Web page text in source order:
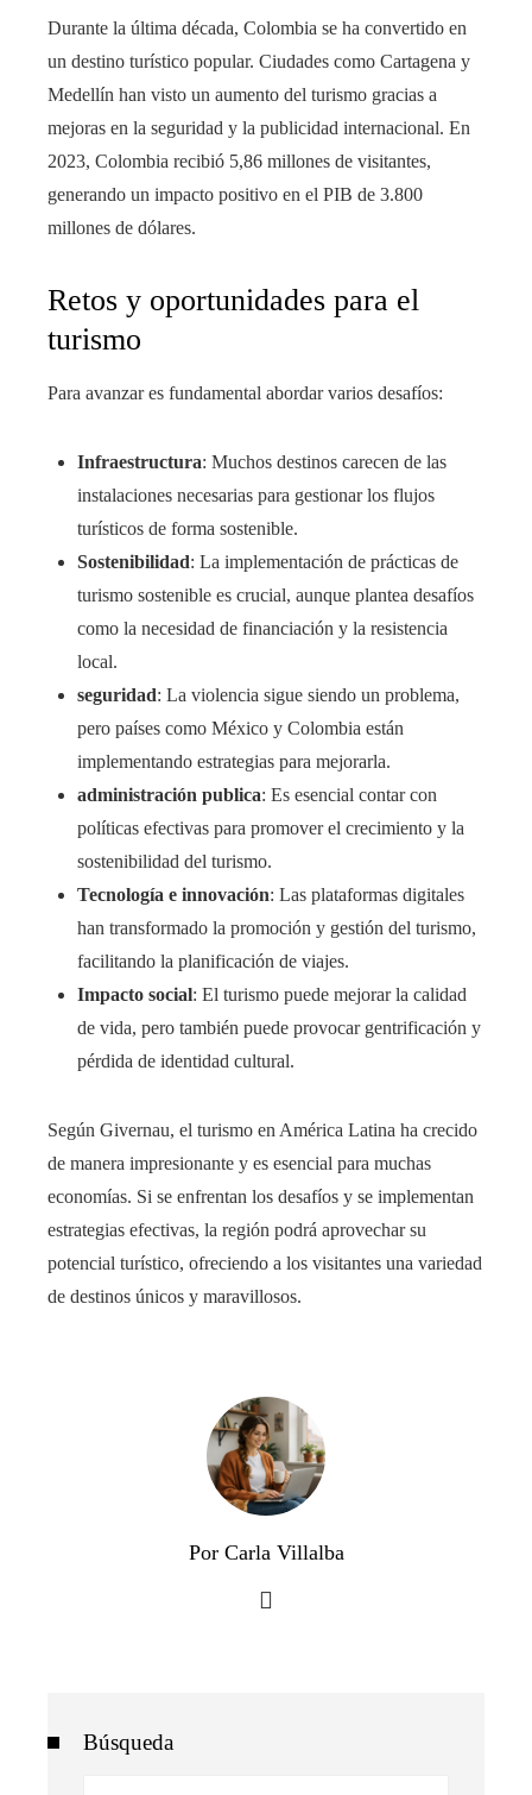
Durante la última década, Colombia se ha convertido en
un destino turístico popular. Ciudades como Cartagena y
Medellín han visto un aumento del turismo gracias a
mejoras en la seguridad y la publicidad internacional. En
2023, Colombia recibió 5,86 millones de visitantes,
generando un impacto positivo en el PIB de 3.800
millones de dólares.
Retos y oportunidades para el
turismo
Para avanzar es fundamental abordar varios desafíos:
Infraestructura: Muchos destinos carecen de las
instalaciones necesarias para gestionar los flujos
turísticos de forma sostenible.
Sostenibilidad: La implementación de prácticas de
turismo sostenible es crucial, aunque plantea desafíos
como la necesidad de financiación y la resistencia
local.
seguridad: La violencia sigue siendo un problema,
pero países como México y Colombia están
implementando estrategias para mejorarla.
administración publica: Es esencial contar con
políticas efectivas para promover el crecimiento y la
sostenibilidad del turismo.
Tecnología e innovación: Las plataformas digitales
han transformado la promoción y gestión del turismo,
facilitando la planificación de viajes.
Impacto social: El turismo puede mejorar la calidad
de vida, pero también puede provocar gentrificación y
pérdida de identidad cultural.
Según Givernau, el turismo en América Latina ha crecido
de manera impresionante y es esencial para muchas
economías. Si se enfrentan los desafíos y se implementan
estrategias efectivas, la región podrá aprovechar su
potencial turístico, ofreciendo a los visitantes una variedad
de destinos únicos y maravillosos.
Por Carla Villalba
Búsqueda